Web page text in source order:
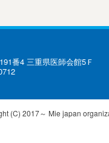
番4 三重県医師会館5Ｆ
(C) 2017～ Mie japan